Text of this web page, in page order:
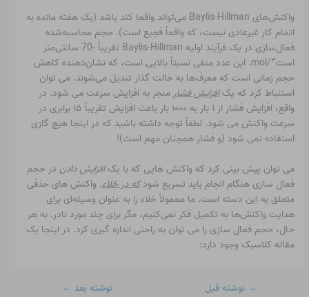
واکنش‌های Baylis-Hillman می‌تواند واقعا کند باشد (یک هفته مانده به
اتمام کار غیرعادی نیست، که واقعاً فجیع است). حجم محاسبه‌شده
فعال‌سازی در یک فرآیند اولیه Baylis-Hillman تقریباً -70 سانتی‌متر
است۳
/mol. این عدد منفی نسبتاً بالایی است، که نشان‌دهنده کاهش
حجم زمانی است که معرف‌ها به حالت گذار تبدیل می‌شوند. می توان
استنباط کرد که یکافزایش فشار منجر به افزایش سرعت می شود. در
واقع، افزایش فشار از ۱ بار به ۱۰۰۰ بار باعث افزایش تقریباً ۱۵ برابری در
سرعت واکنش می شود. لطفاً توجه داشته باشید که در اینجا هیچ گازی
استفاده نمی شود (و فشار همچنان مهم است)!
می توان پیش بینی کرد که واکنش هایی که با یکافزایش دادن در حجم
فعال سازی هنگام انجام باید تسریع شودکه درخلاء. واکنش های حذفی
متعلق به این دسته است. ما معمولاً خلاء را به عنوان وسیله‌ای برای
هدایت واکنش‌ها به تکمیل فکر نمی‌کنیم، مگر برای چند مورد نادر. به هر
حال، حجم فعال سازی را می توان به راحتی اندازه گیری کرد. در اینجا یک
مقاله کلاسیک وجود دارد:
→ نوشته قبل نوشته بعد ←